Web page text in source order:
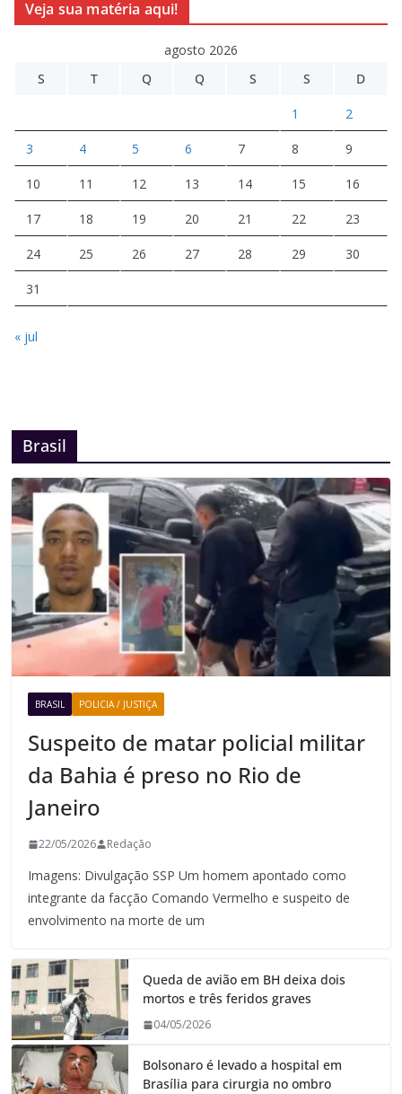
Veja sua matéria aqui!
agosto 2026
S
T Q Q S S D
1 2
3 4 5 6 7 8 9
10 11 12 13 14 15 16
17 18 19 20 21 22 23
24 25 26 27 28 29 30
31
« jul
Brasil
BRASIL POLICIA / JUSTIÇA
Suspeito de matar policial militar
da Bahia é preso no Rio de
Janeiro
22/05/2026 Redação
Imagens: Divulgação SSP Um homem apontado como
integrante da facção Comando Vermelho e suspeito de
envolvimento na morte de um
Queda de avião em BH deixa dois
mortos e três feridos graves
04/05/2026
Bolsonaro é levado a hospital em
Brasília para cirurgia no ombro